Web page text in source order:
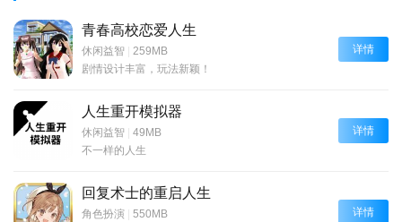
青春高校恋爱人生
休闲益智 | 259MB
剧情设计丰富，玩法新颖！
详情
人生重开模拟器
休闲益智 | 49MB
不一样的人生
详情
回复术士的重启人生
角色扮演 | 550MB
详情